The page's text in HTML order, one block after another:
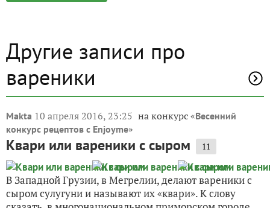
Другие записи про
вареники
Makta 10 апреля 2016, 23:25 на конкурс «Весенний
конкурс рецептов с Enjoyme»
Квари или вареники с сыром 11
В Западной Грузии, в Мегрелии, делают вареники с
сыром сулугуни и называют их «квари». К слову